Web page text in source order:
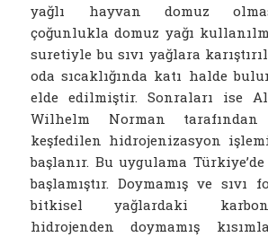
yağlı hayvan domuz
çoğunlukla domuz yağı
suretiyle bu sıvı yağlara
oda sıcaklığında katı halde
elde edilmiştir. Sonraları ise
Wilhelm Norman tarafından
keşfedilen hidrojenizasyon
başlanır. Bu uygulama Türkiye’de
başlamıştır. Doymamış ve sıvı
bitkisel yağlardaki
hidrojenden doymamış